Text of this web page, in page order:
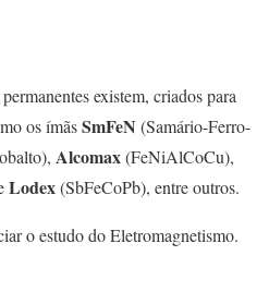
existem, criados para
os ímãsSmFeN (Samário-Ferro-
Alcomax(FeNiAlCoCu),
Lodex(SbFeCoPb), entre outros.
o estudo do Eletromagnetismo.